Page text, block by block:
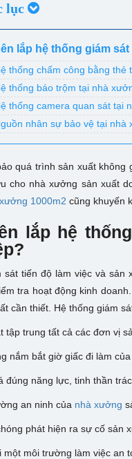
lục
lắp hệ thống giám
thống chấm công bằng
thống báo trộm tại nhà
thống camera quan sát tại
nhân sự bảo vệ tại nhà
quá trình sản xuất không
cho nhà xưởng sản xuất
1000m2 cũng khuyến
lắp hệ
sát tiến độ làm việc và sản
tra hoạt động kinh
cần thiết. Hệ thống giám
tập trung tất cả các đơn vị
nắm bắt giờ giấc đi làm
đúng năng lực, tinh thần
an ninh của nhà xưởng
phát hiện ra sự cố sản
một môi trường làm việc an